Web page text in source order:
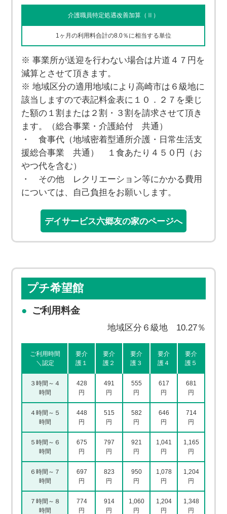
介護職員特定処遇改善加算（Ⅱ）
1ヶ月の利用料合計の8.0％に相当する単位
※ 事業所が送迎を行わない場合は片道４７円を
減算とさせて頂きます。
※ 地域区分の適用地域により高崎市は６級地に
該当しますので表記料金表に１０．２７を乗じ
た額の１割または２割・３割を請求させて頂き
ます。（総合事業・介護給付 共通）
・ 食事代（地域密着型通所介護・日常生活支
援総合事業 共通） １食あたり４５０円（お
やつ代を含む）
・ その他 レクリエーション等にかかる費用
については、自己負担をお願いします。
デイサービス六郷友の家のページへ
プチ希望館
ご利用料金
地域区分６級地 10.27％
ご利用時間
＼認定
要介
護１
要介
護２
要介
護３
要介
護４
要介
護５
３時間～４
時間
428
円
491
円
555
円
617
円
681
円
４時間～５
時間
448
円
515
円
582
円
646
円
714
円
５時間～６
時間
675
円
797
円
921
円
1,041
円
1,165
円
６時間～７
時間
697
円
823
円
950
円
1,078
円
1,204
円
７時間～８
時間
774
円
914
円
1,060
円
1,204
円
1,348
円